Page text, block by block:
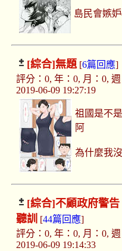
島民會嫉
[綜合]無題[6篇回應]
評分：0, 年：0, 月：0,
2019-06-09 19:27:19
祖國是不
阿
為什麼我
[綜合]不顧政府警
聽訓 [44篇回應]
評分：0, 年：0, 月：0,
2019-06-09 19:14:33